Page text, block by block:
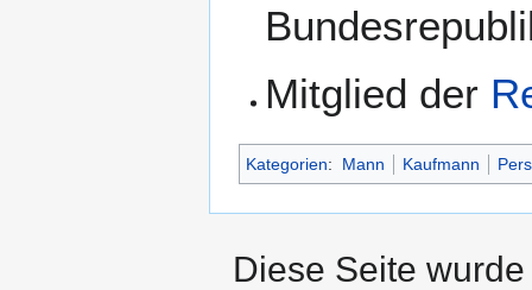
Mitglied der
Kategorien: Mann Kaufmann
Diese Seite